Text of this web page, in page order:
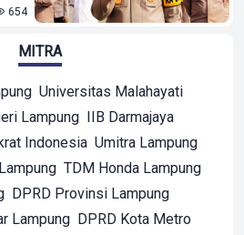
654
MITRA
Universitas Malahayati
Lampung IIB Darmajaya
Indonesia Umitra Lampung
TDM Honda Lampung
DPRD Provinsi Lampung
Lampung DPRD Kota Metro